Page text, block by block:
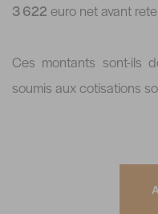
3 622 euro net avant
Ces montants sont-ils
soumis aux cotisations